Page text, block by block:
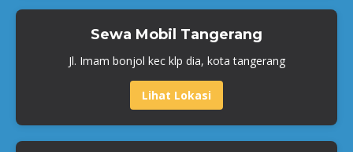
Sewa Mobil Tangerang
Jl. Imam bonjol kec klp dia, kota tangerang
Lihat Lokasi